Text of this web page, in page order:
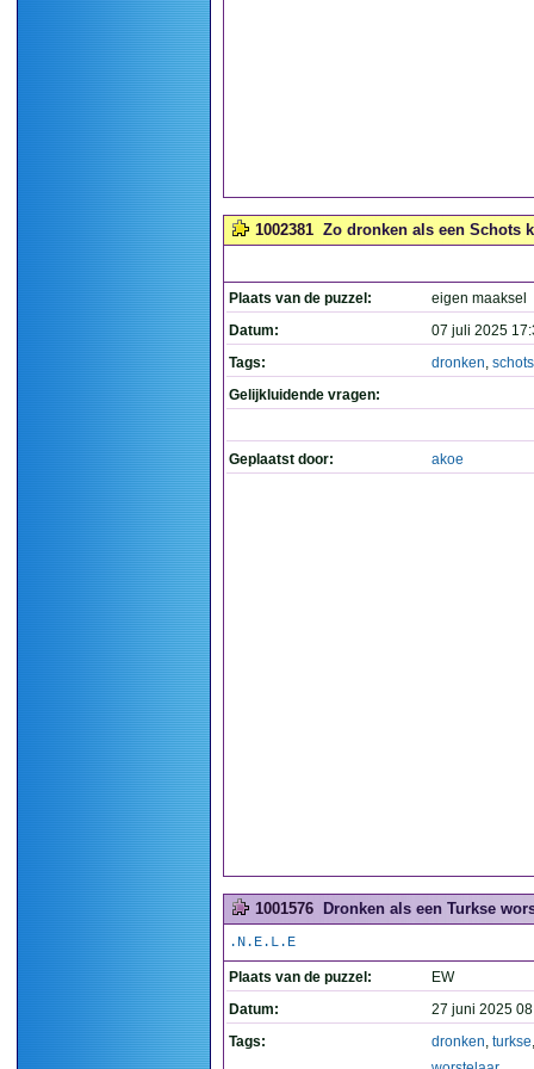
1002381 Zo dronken als een Schots
Plaats van de puzzel:
eigen maaksel
Datum:
07 juli 2025
Tags:
dronken, schots
Gelijkluidende vragen:
Geplaatst door: akoe
1001576 Dronken als een Turkse
.N.E.L.E
Plaats van de puzzel:
EW
Datum:
27 juni 2025
Tags:
dronken, turkse,